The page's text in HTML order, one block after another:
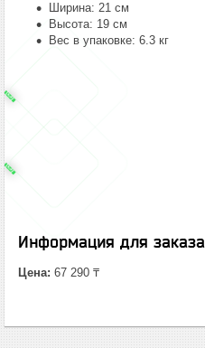
Ширина: 21 см
Высота: 19 см
Вес в упаковке: 6.3 кг
Информация для заказа
Цена: 67 290 ₸